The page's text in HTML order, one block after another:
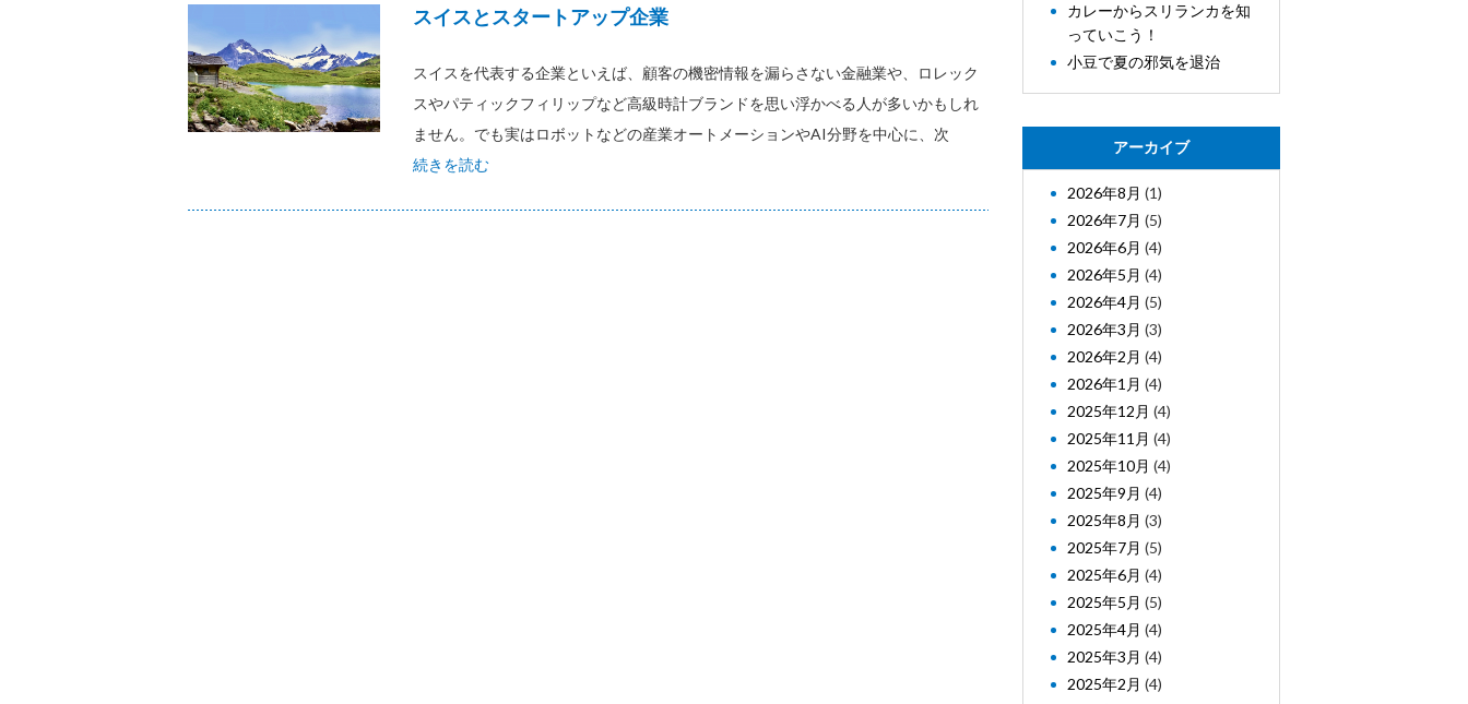
スイスとスタートアップ企業
スイスを代表する企業といえば、顧客の機密情報を漏らさない金融業や、ロレック
スやパティックフィリップなど高級時計ブランドを思い浮かべる人が多いかもしれ
ません。でも実はロボットなどの産業オートメーションやAI分野を中心に、次
続きを読む
カレーからスリランカを知
っていこう！
小豆で夏の邪気を退治
アーカイブ
2026年8月 (1)
2026年7月 (5)
2026年6月 (4)
2026年5月 (4)
2026年4月 (5)
2026年3月 (3)
2026年2月 (4)
2026年1月 (4)
2025年12月 (4)
2025年11月 (4)
2025年10月 (4)
2025年9月 (4)
2025年8月 (3)
2025年7月 (5)
2025年6月 (4)
2025年5月 (5)
2025年4月 (4)
2025年3月 (4)
2025年2月 (4)